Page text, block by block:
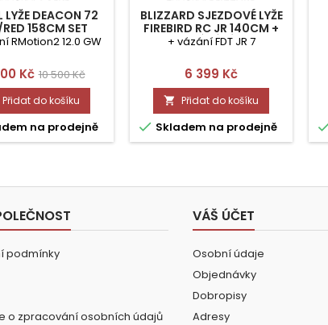
LYŽE DEACON 72
158CM SET
RMotion2 12.0 GW
Kč Běžná
cena
10 500 Kč
Přidat do košíku
na prodejně
BLIZZARD SJEZDOVÉ LYŽE
FIREBIRD RC JR 140CM +
VÁZÁNÍ
+ vázání FDT JR 7
Cena
6 399 Kč
 Přidat do košíku
 Skladem na prodejně
podmínky
o zpracování osobních údajů
VÁŠ ÚČET
Osobní údaje
Objednávky
Dobropisy
Adresy